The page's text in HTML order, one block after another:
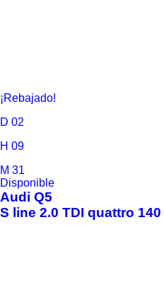
¡Rebajado!
D 02
H 09
M 31
Disponible
Audi Q5
S line 2.0 TDI quattro